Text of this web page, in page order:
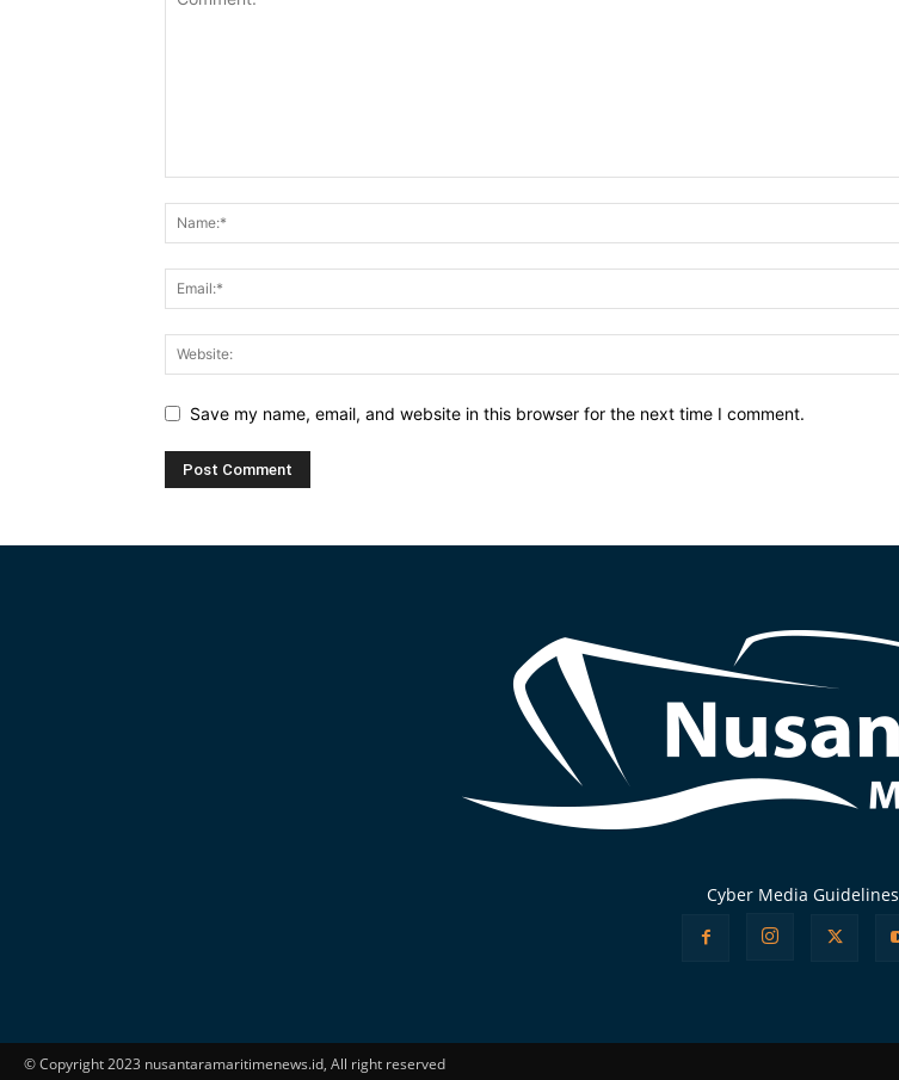
Save my name, email, and website in this browser for the next time I comment.
Cyber Media Guidelines
© Copyright 2023 nusantaramaritimenews.id, All right reserved